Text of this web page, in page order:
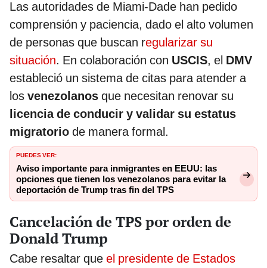
Las autoridades de Miami-Dade han pedido
comprensión y paciencia, dado el alto volumen
de personas que buscan regularizar su
situación. En colaboración con USCIS, el DMV
estableció un sistema de citas para atender a
los venezolanos que necesitan renovar su
licencia de conducir y validar su estatus
migratorio de manera formal.
PUEDES VER:
Aviso importante para inmigrantes en EEUU: las
opciones que tienen los venezolanos para evitar la
deportación de Trump tras fin del TPS
Cancelación de TPS por orden de
Donald Trump
Cabe resaltar que el presidente de Estados